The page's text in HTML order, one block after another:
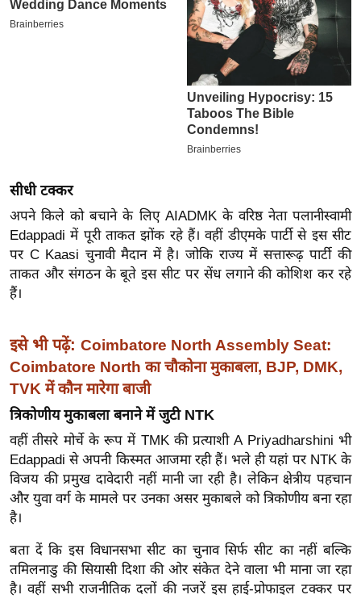
इ
सा
ल
बे
मि
सा
श
ख्सि
य
त
यं
ग
इं
डि
या
सा
हि
त्य
सीधी टक्कर
अपने किले को बचाने के लिए AIADMK के वरिष्ठ नेता पलानीस्वामी
Edappadi में पूरी ताकत झोंक रहे हैं। वहीं डीएमके पार्टी से इस सीट
पर C Kaasi चुनावी मैदान में है। जोकि राज्य में सत्तारूढ़ पार्टी की
ताकत और संगठन के बूते इस सीट पर सेंध लगाने की कोशिश कर रहे
हैं।
इसे भी पढ़ें: Coimbatore North Assembly Seat:
Coimbatore North का चौकोना मुकाबला, BJP, DMK,
TVK में कौन मारेगा बाजी
त्रिकोणीय मुकाबला बनाने में जुटी NTK
वहीं तीसरे मोर्चे के रूप में TMK की प्रत्याशी A Priyadharshini भी
Edappadi से अपनी किस्मत आजमा रही हैं। भले ही यहां पर NTK के
विजय की प्रमुख दावेदारी नहीं मानी जा रही है। लेकिन क्षेत्रीय पहचान
और युवा वर्ग के मामले पर उनका असर मुकाबले को त्रिकोणीय बना रहा
है।
बता दें कि इस विधानसभा सीट का चुनाव सिर्फ सीट का नहीं बल्कि
तमिलनाडु की सियासी दिशा की ओर संकेत देने वाला भी माना जा रहा
है। वहीं सभी राजनीतिक दलों की नजरें इस हाई-प्रोफाइल टक्कर पर